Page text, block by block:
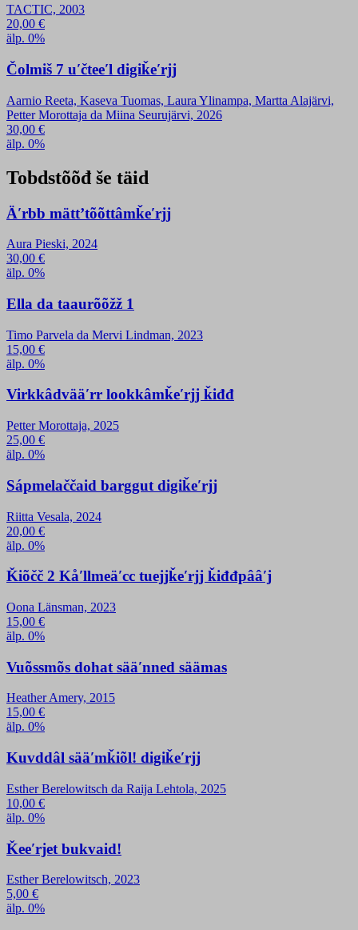
TACTIC, 2003
20,00 €
älp. 0%
Čolmiš 7 uʹčteeʹl digiǩeʹrjj
Aarnio Reeta, Kaseva Tuomas, Laura Ylinampa, Martta Alajärvi,
Petter Morottaja da Miina Seurujärvi, 2026
30,00 €
älp. 0%
Tobdstõõđ še täid
Äʹrbb mättʼtõõttâmǩeʹrjj
Aura Pieski, 2024
30,00 €
älp. 0%
Ella da taaurõõžž 1
Timo Parvela da Mervi Lindman, 2023
15,00 €
älp. 0%
Virkkâdvääʹrr lookkâmǩeʹrjj ǩiđđ
Petter Morottaja, 2025
25,00 €
älp. 0%
Sápmelaččaid barggut digiǩeʹrjj
Riitta Vesala, 2024
20,00 €
älp. 0%
Ǩiõčč 2 Kåʹllmeäʹcc tuejjǩeʹrjj ǩiđđpââʹj
Oona Länsman, 2023
15,00 €
älp. 0%
Vuõssmõs dohat sääʹnned säämas
Heather Amery, 2015
15,00 €
älp. 0%
Kuvddâl sääʹmǩiõl! digiǩeʹrjj
Esther Berelowitsch da Raija Lehtola, 2025
10,00 €
älp. 0%
Ǩeeʹrjet bukvaid!
Esther Berelowitsch, 2023
5,00 €
älp. 0%